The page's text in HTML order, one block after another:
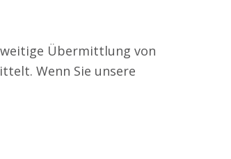
Übermittlung von
Wenn Sie unsere